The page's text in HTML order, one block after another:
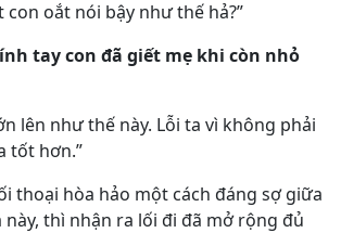
oắt nói bậy như thế hả?”
tay con đã giết mẹ khi còn nhỏ
lên như thế này. Lỗi ta vì không phải
tốt hơn.”
thoại hòa hảo một cách đáng sợ giữa
này, thì nhận ra lối đi đã mở rộng đủ